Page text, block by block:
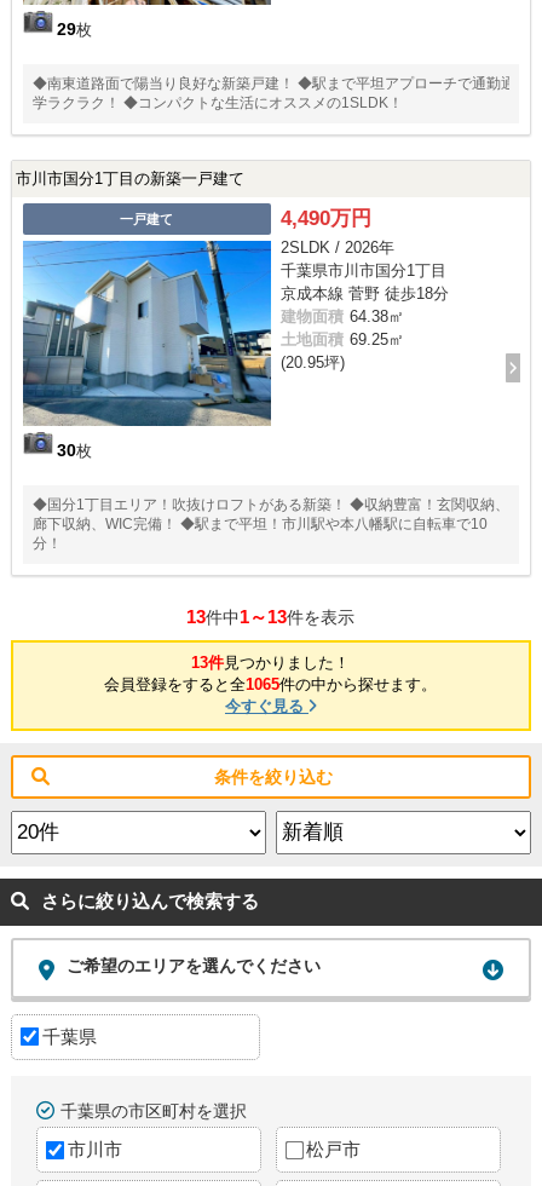
29枚
◆南東道路面で陽当り良好な新築戸建！ ◆駅まで平坦アプローチで通勤通
学ラクラク！ ◆コンパクトな生活にオススメの1SLDK！
市川市国分1丁目の新築一戸建て
一戸建て
30枚
4,490万円
2SLDK / 2026年
千葉県市川市国分1丁目
京成本線 菅野 徒歩18分
建物面積 64.38㎡
土地面積 69.25㎡
(20.95坪)
◆国分1丁目エリア！吹抜けロフトがある新築！ ◆収納豊富！玄関収納、
廊下収納、WIC完備！ ◆駅まで平坦！市川駅や本八幡駅に自転車で10
分！
13件中1～13件を表示
13件見つかりました！
会員登録をすると全1065件の中から探せます。
今すぐ見る
条件を絞り込む
さらに絞り込んで検索する
ご希望のエリアを選んでください
千葉県
千葉県の市区町村を選択
市川市 松戸市